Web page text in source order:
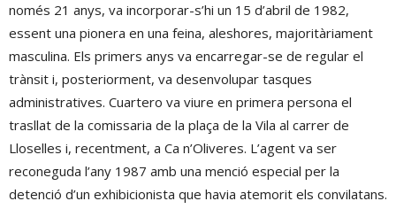
només 21 anys, va incorporar-s’hi un 15 d’abril de 1982,
essent una pionera en una feina, aleshores, majoritàriament
masculina. Els primers anys va encarregar-se de regular el
trànsit i, posteriorment, va desenvolupar tasques
administratives. Cuartero va viure en primera persona el
trasllat de la comissaria de la plaça de la Vila al carrer de
Lloselles i, recentment, a Ca n’Oliveres. L’agent va ser
reconeguda l’any 1987 amb una menció especial per la
detenció d’un exhibicionista que havia atemorit els convilatans.